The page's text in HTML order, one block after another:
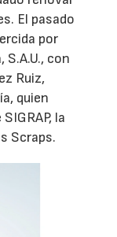
El pasado
por
con
Ruiz,
quien
la
Scraps.